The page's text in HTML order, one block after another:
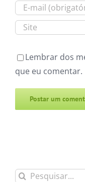
Lembrar dos
que eu comentar.
Buscar